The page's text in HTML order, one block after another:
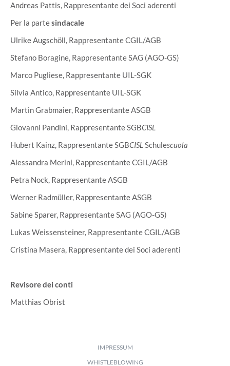
Andreas Pattis, Rappresentante dei Soci aderenti
Per la partesindacale
Ulrike Augschöll, Rappresentante CGIL/AGB
Stefano Boragine, Rappresentante SAG (AGO-GS)
Marco Pugliese, Rappresentante UIL-SGK
Silvia Antico, Rappresentante UIL-SGK
Martin Grabmaier, Rappresentante ASGB
Giovanni Pandini, Rappresentante SGBCISL
Hubert Kainz, Rappresentante SGBCISL Schulescuola
Alessandra Merini, Rappresentante CGIL/AGB
Petra Nock, Rappresentante ASGB
Werner Radmüller, Rappresentante ASGB
Sabine Sparer, Rappresentante SAG (AGO-GS)
Lukas Weissensteiner, Rappresentante CGIL/AGB
Cristina Masera, Rappresentante dei Soci aderenti
Revisore dei conti
Matthias Obrist
IMPRESSUM
WHISTLEBLOWING